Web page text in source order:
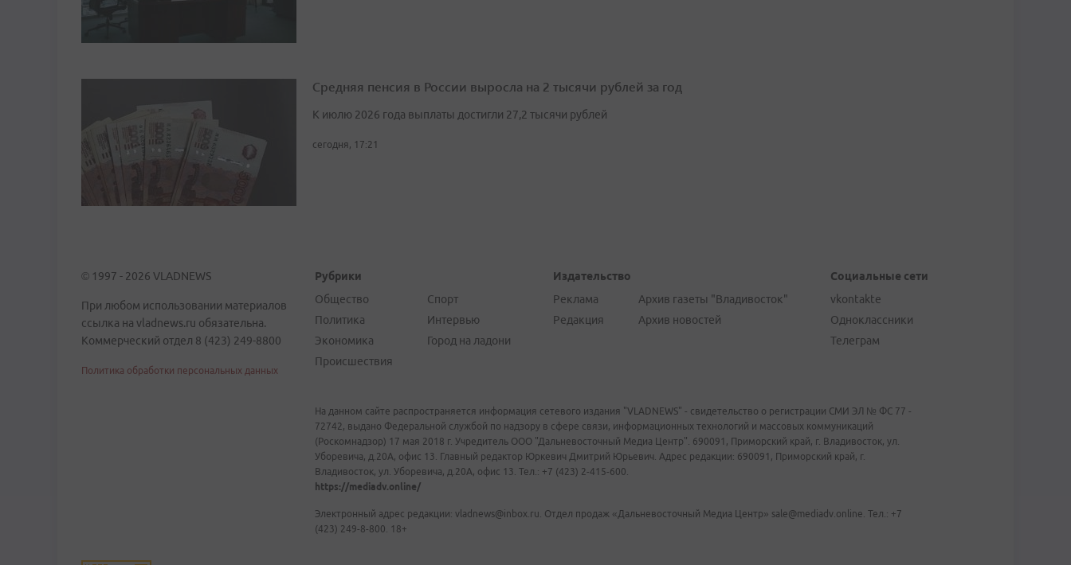
Средняя пенсия в России выросла на 2 тысячи рублей за год
К июлю 2026 года выплаты достигли 27,2 тысячи рублей
сегодня, 17:21
© 1997 - 2026 VLADNEWS
При любом использовании материалов
ссылка на vladnews.ru обязательна.
Коммерческий отдел 8 (423) 249-8800
Политика обработки персональных данных
Рубрики
Общество
Политика
Экономика
Происшествия
Спорт
Интервью
Город на ладони
Издательство
Реклама
Редакция
Архив газеты "Владивосток"
Архив новостей
Социальные сети
vkontakte
Одноклассники
Телеграм
На данном сайте распространяется информация сетевого издания "VLADNEWS" - свидетельство о регистрации СМИ ЭЛ № ФС 77 -
72742, выдано Федеральной службой по надзору в сфере связи, информационных технологий и массовых коммуникаций
(Роскомнадзор) 17 мая 2018 г. Учредитель ООО "Дальневосточный Медиа Центр". 690091, Приморский край, г. Владивосток, ул.
Уборевича, д.20А, офис 13. Главный редактор Юркевич Дмитрий Юрьевич. Адрес редакции: 690091, Приморский край, г.
Владивосток, ул. Уборевича, д.20А, офис 13. Тел.: +7 (423) 2-415-600.
https://mediadv.online/
Электронный адрес редакции: vladnews@inbox.ru. Отдел продаж «Дальневосточный Медиа Центр» sale@mediadv.online. Тел.: +7
(423) 249-8-800. 18+